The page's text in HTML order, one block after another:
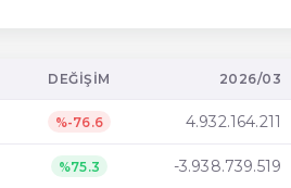
DEĞIŞIM 2026/03
%-76.6 4.932.164.211
%75.3 -3.938.739.519